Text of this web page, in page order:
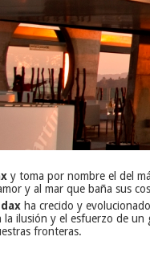
y toma por nombre el del
y al mar que baña sus
ha crecido y
ilusión y el esfuerzo de
fronteras.